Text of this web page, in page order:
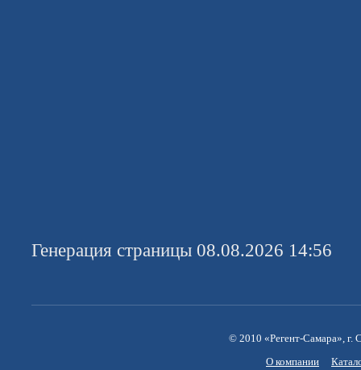
Генерация страницы 08.08.2026 14:56
© 2010 «Регент-Самара», г.
О компании